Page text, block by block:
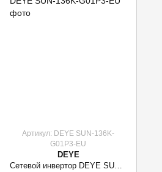
Артикул: DEYE SUN-136K-
G01P3-EU
DEYE